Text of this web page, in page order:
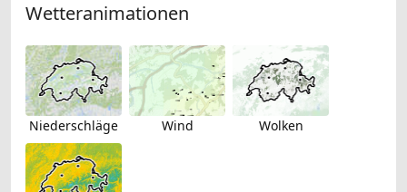
Wetteranimationen
Niederschläge Wind Wolken